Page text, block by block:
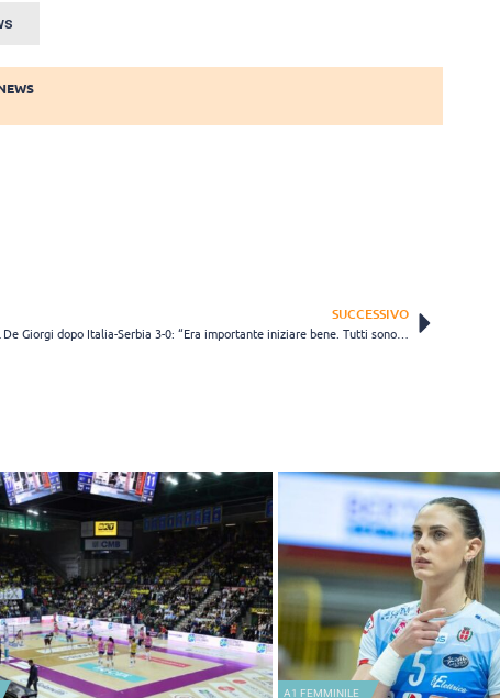
SUCCESSIVO
De Giorgi dopo Italia-Serbia 3-0: “Era importante iniziare bene. Tutti sono stati continui” (VIDEO)
FEMMINILE NAZIONALI GIOVANILI